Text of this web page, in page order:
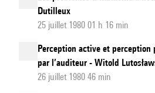
Dutilleux
25 juillet 1980 01 h 16 min
Perception active et perception
par l’auditeur - Witold
26 juillet 1980 46 min